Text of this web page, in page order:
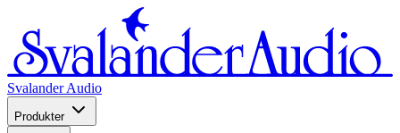
Svalander Audio
Produkter